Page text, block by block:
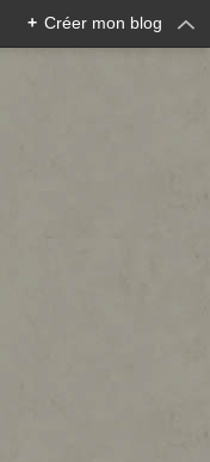
+ Créer mon blog